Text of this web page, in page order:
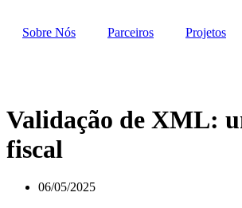
Sobre Nós Parceiros Projetos
Validação de XML:
fiscal
06/05/2025